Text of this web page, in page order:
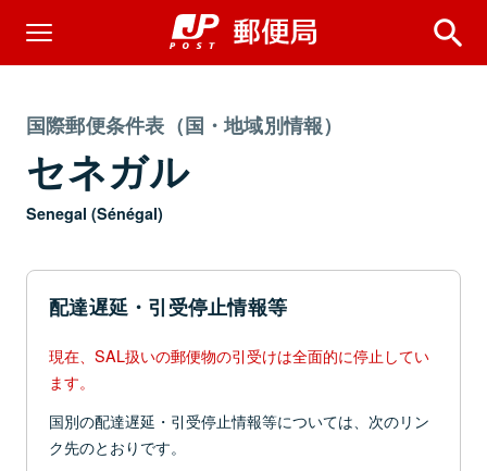
国際郵便条件表（国・地域別情報）
セネガル
Senegal (Sénégal)
配達遅延・引受停止情報等
現在、SAL扱いの郵便物の引受けは全面的に停止してい
ます。
国別の配達遅延・引受停止情報等については、次のリン
ク先のとおりです。